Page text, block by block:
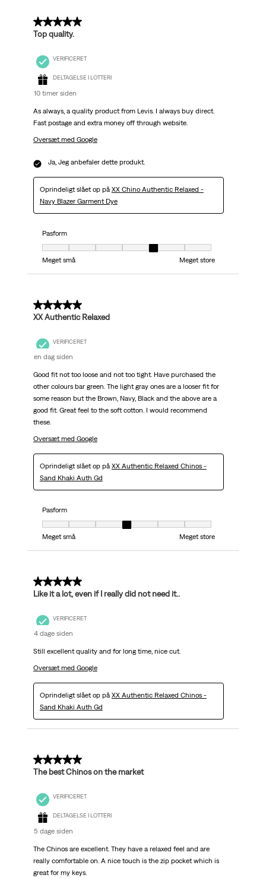
5 ud af 5 stjerner.
Top quality.
VERIFICERET
DELTAGELSE I LOTTERI
10 timer siden
As always, a quality product from Levis. I always buy direct.
Fast postage and extra money off through website.
Oversæt med Google
Ja, Jeg anbefaler dette produkt.
Oprindeligt slået op på XX Chino Authentic Relaxed -
Navy Blazer Garment Dye
Pasform
Pasform, 5 ud af 7, hvor 1 er lig med Meget små og 7 er lig med Meget
Meget små
Meget store
5 ud af 5 stjerner.
XX Authentic Relaxed
VERIFICERET
en dag siden
Good fit not too loose and not too tight. Have purchased the
other colours bar green. The light gray ones are a looser fit for
some reason but the Brown, Navy, Black and the above are a
good fit. Great feel to the soft cotton. I would recommend
these.
Oversæt med Google
Oprindeligt slået op på XX Authentic Relaxed Chinos -
Sand Khaki Auth Gd
Pasform
Pasform, 4 ud af 7, hvor 1 er lig med Meget små og 7 er lig med Meget
Meget små
Meget store
5 ud af 5 stjerner.
Like it a lot, even if I really did not need it..
VERIFICERET
4 dage siden
Still excellent quality and for long time, nice cut.
Oversæt med Google
Oprindeligt slået op på XX Authentic Relaxed Chinos -
Sand Khaki Auth Gd
5 ud af 5 stjerner.
The best Chinos on the market
VERIFICERET
DELTAGELSE I LOTTERI
5 dage siden
The Chinos are excellent. They have a relaxed feel and are
really comfortable on. A nice touch is the zip pocket which is
great for my keys.